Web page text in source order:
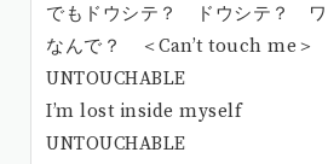
でもドウシテ？ ドウシテ？ ワ
なんで？ ＜Can’t touch me＞
UNTOUCHABLE
I’m lost inside myself
UNTOUCHABLE